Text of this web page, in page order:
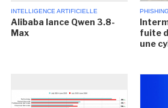
INTELLIGENCE ARTIFICIELLE
Alibaba lance Qwen 3.8-
Max
PHISHING
fuite
une